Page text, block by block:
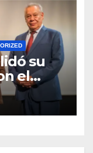
su
el
2026